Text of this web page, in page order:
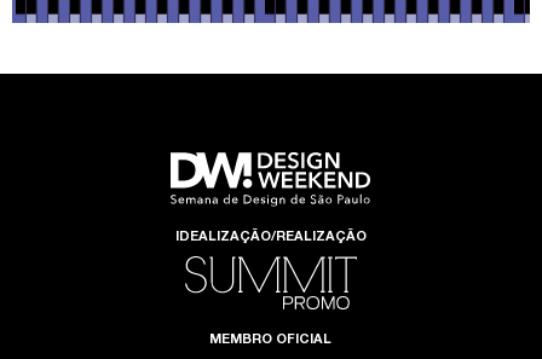
IDEALIZAÇÃO/REALIZAÇÃO
MEMBRO OFICIAL